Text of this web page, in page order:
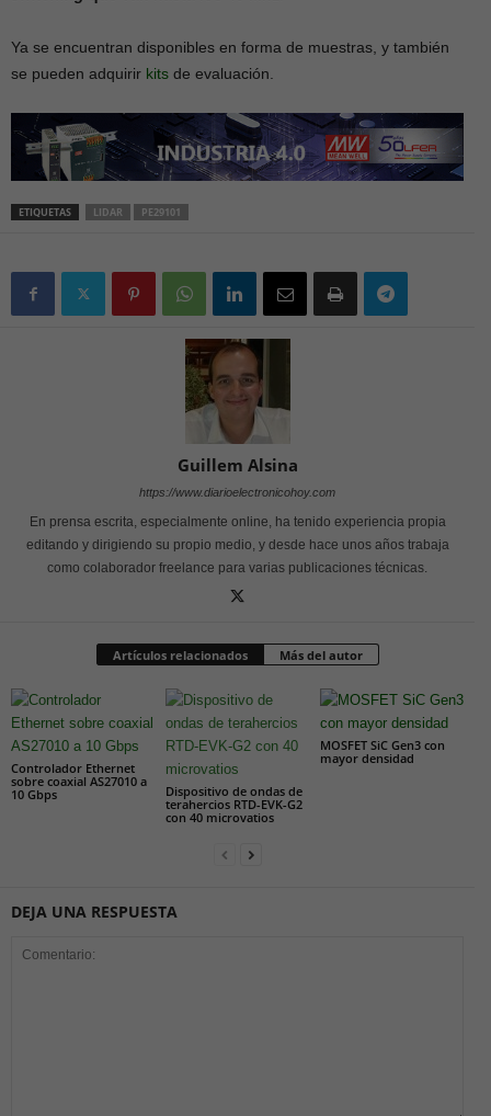
Ya se encuentran disponibles en forma de muestras, y también
se pueden adquirir kits de evaluación.
ETIQUETAS LIDAR PE29101
Guillem Alsina
https://www.diarioelectronicohoy.com
En prensa escrita, especialmente online, ha tenido experiencia propia
editando y dirigiendo su propio medio, y desde hace unos años trabaja
como colaborador freelance para varias publicaciones técnicas.
Artículos relacionados Más del autor
Controlador Ethernet
sobre coaxial AS27010 a
10 Gbps
Dispositivo de ondas de
terahercios RTD-EVK-G2
con 40 microvatios
MOSFET SiC Gen3 con
mayor densidad
DEJA UNA RESPUESTA